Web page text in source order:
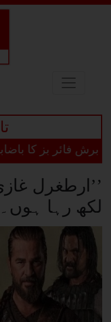
فائر بز کا
’’ارطغرل
لکھ رہا